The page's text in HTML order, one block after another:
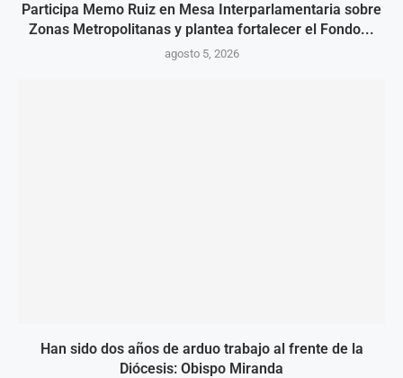
Participa Memo Ruiz en Mesa Interparlamentaria sobre
Zonas Metropolitanas y plantea fortalecer el Fondo...
agosto 5, 2026
Han sido dos años de arduo trabajo al frente de la
Diócesis: Obispo Miranda